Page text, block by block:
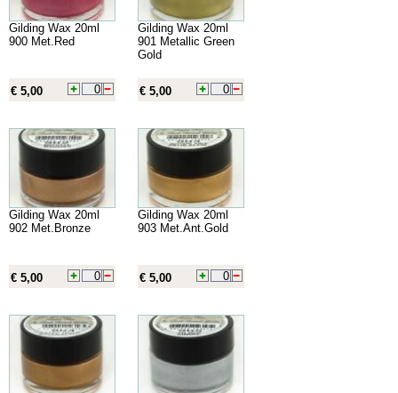
Gilding Wax 20ml
900 Met.Red
€ 5,00
Gilding Wax 20ml
901 Metallic Green
Gold
€ 5,00
Gilding Wax 20ml
902 Met.Bronze
€ 5,00
Gilding Wax 20ml
903 Met.Ant.Gold
€ 5,00